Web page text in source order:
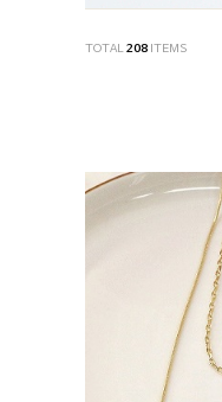
TOTAL208 ITEMS